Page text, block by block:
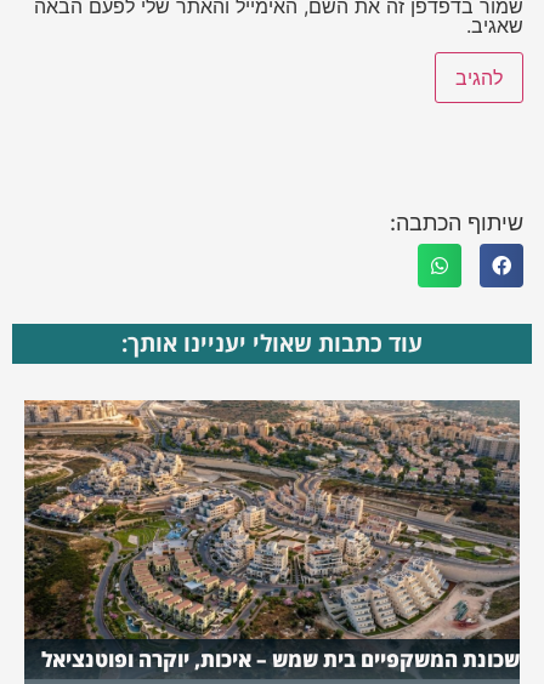
שמור בדפדפן זה את השם, האימייל והאתר שלי לפעם הבאה
שאגיב.
שיתוף הכתבה:
עוד כתבות שאולי יעניינו אותך:
שכונת המשקפיים בית שמש – איכות, יוקרה ופוטנציאל